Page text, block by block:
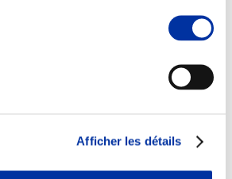
Afficher les détails
de qualité, raisonnée et durable